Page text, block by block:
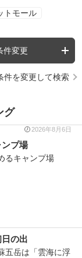
トモール
件変更
件を変更して検索
グ
2026年8月6日
プ場
るキャンプ場
の出
五岳は「雲海に浮